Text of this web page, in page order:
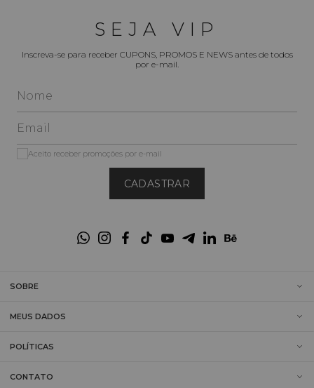
SEJA VIP
Inscreva-se para receber CUPONS, PROMOS E NEWS antes de todos
por e-mail.
CADASTRAR
Aceito receber promoções por e-mail
SOBRE
MEUS DADOS
POLÍTICAS
CONTATO